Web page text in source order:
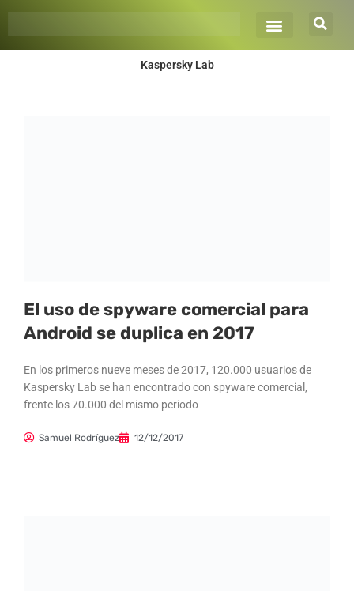
Kaspersky Lab
El uso de spyware comercial para
Android se duplica en 2017
En los primeros nueve meses de 2017, 120.000 usuarios de
Kaspersky Lab se han encontrado con spyware comercial,
frente los 70.000 del mismo periodo
Samuel Rodríguez 12/12/2017